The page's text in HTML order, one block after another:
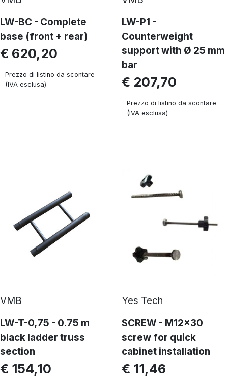
LW-BC - Complete
base (front + rear)
€ 620,20
Prezzo di listino da scontare
(IVA esclusa)
LW-P1 -
Counterweight
support with Ø 25 mm
bar
€ 207,70
Prezzo di listino da scontare
(IVA esclusa)
VMB
LW-T-0,75 - 0.75 m
black ladder truss
section
€ 154,10
Yes Tech
SCREW - M12x30
screw for quick
cabinet installation
€ 11,46